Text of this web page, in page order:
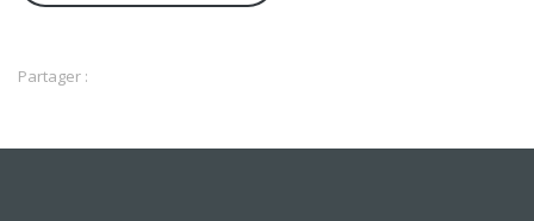
Partager :